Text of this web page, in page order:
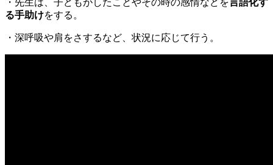
・先生は、子どもがしたことやその時の感情などを言語化す
る手助けをする。
・深呼吸や肩をさするなど、状況に応じて行う。